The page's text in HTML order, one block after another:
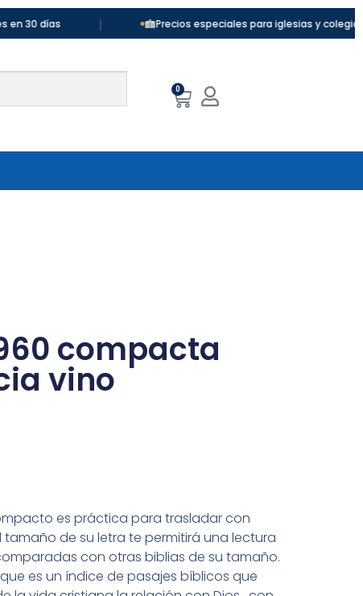
| Precios especiales para iglesias y colegios |
0
compacta
vino
es práctica para trasladar con
de su letra te permitirá una lectura
con otras biblias de su tamaño.
es un índice de pasajes bíblicos que